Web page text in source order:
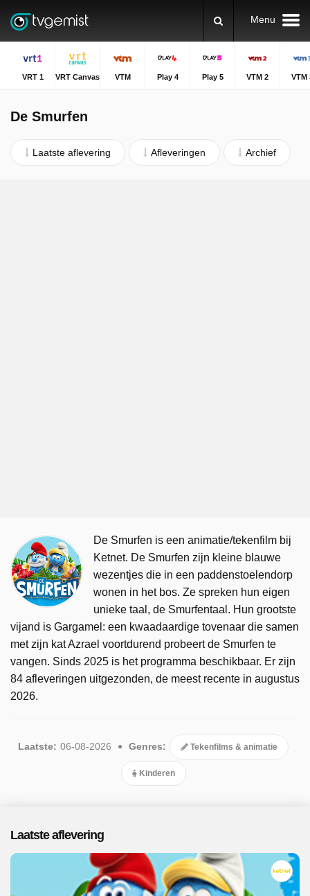
Menu
VRT 1 VRT Canvas VTM Play 4 Play 5 VTM 2 VTM
De Smurfen
Laatste aflevering Afleveringen Archief
De Smurfen is een animatie/tekenfilm bij
Ketnet. De Smurfen zijn kleine blauwe
wezentjes die in een paddenstoelendorp
wonen in het bos. Ze spreken hun eigen
unieke taal, de Smurfentaal. Hun grootste
vijand is Gargamel: een kwaadaardige tovenaar die samen
met zijn kat Azrael voortdurend probeert de Smurfen te
vangen. Sinds 2025 is het programma beschikbaar. Er zijn
84 afleveringen uitgezonden, de meest recente in augustus
2026.
Laatste: 06-08-2026 Genres: Tekenfilms & animatie
Kinderen
Laatste aflevering